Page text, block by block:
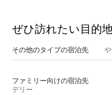
ぜひ訪⁠れ⁠た⁠い目⁠的⁠
その他のタ⁠イ⁠プ⁠の宿⁠泊⁠先
ファミリー向けの宿泊先
デリー